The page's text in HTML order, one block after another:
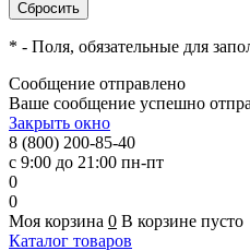
* - Поля, обязательные для
Сообщение отправлено
Ваше сообщение успешно
Закрыть окно
8 (800) 200-85-40
с 9:00 до 21:00 пн-пт
0
0
Моя корзина 0 В корзине пусто
Каталог товаров